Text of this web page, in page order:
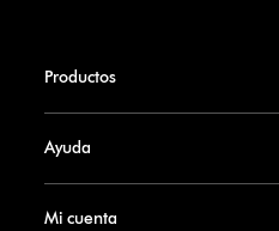
Productos
Ayuda
Mi cuenta